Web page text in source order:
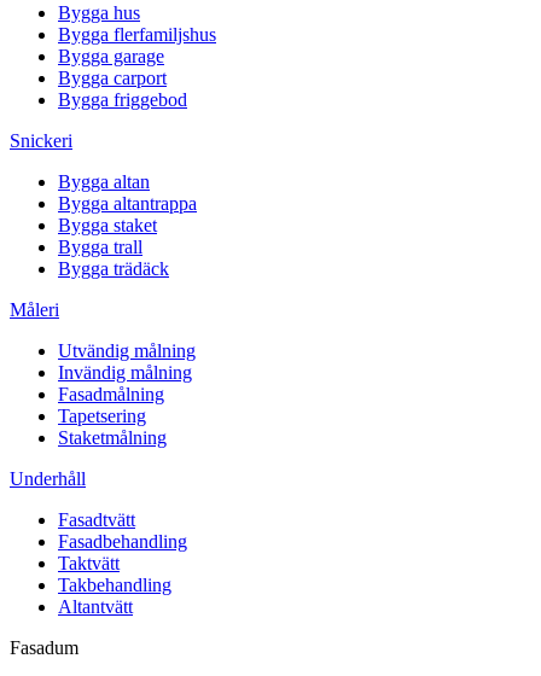
Bygga hus
Bygga flerfamiljshus
Bygga garage
Bygga carport
Bygga friggebod
Snickeri
Bygga altan
Bygga altantrappa
Bygga staket
Bygga trall
Bygga trädäck
Måleri
Utvändig målning
Invändig målning
Fasadmålning
Tapetsering
Staketmålning
Underhåll
Fasadtvätt
Fasadbehandling
Taktvätt
Takbehandling
Altantvätt
Fasadum